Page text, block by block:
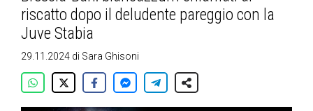
riscatto dopo il deludente pareggio con la
Juve Stabia
29.11.2024 di Sara Ghisoni